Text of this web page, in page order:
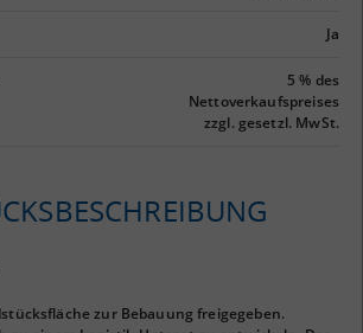
Ja
5 % des
Nettoverkaufspreises
zzgl. gesetzl. MwSt.
zur Bebauung freigegeben.